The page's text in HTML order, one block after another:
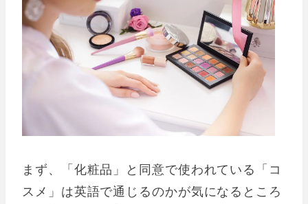
まず、「化粧品」と同意で使われている「コ
スメ」は英語で通じるのかが気になるところ